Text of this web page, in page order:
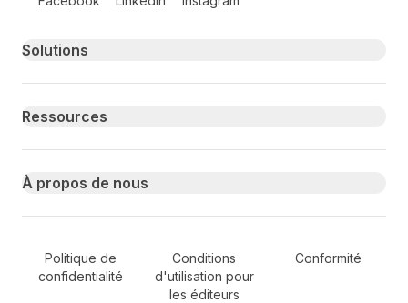
Primary footer navigation
Solutions
Ressources
À propos de nous
Secondary Footer Navigation
Politique de
confidentialité
Conditions
d'utilisation pour
les éditeurs
Conformité